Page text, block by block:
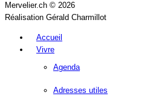
Mervelier.ch © 2026
Réalisation Gérald Charmillot
Accueil
Vivre
Agenda
Adresses utiles